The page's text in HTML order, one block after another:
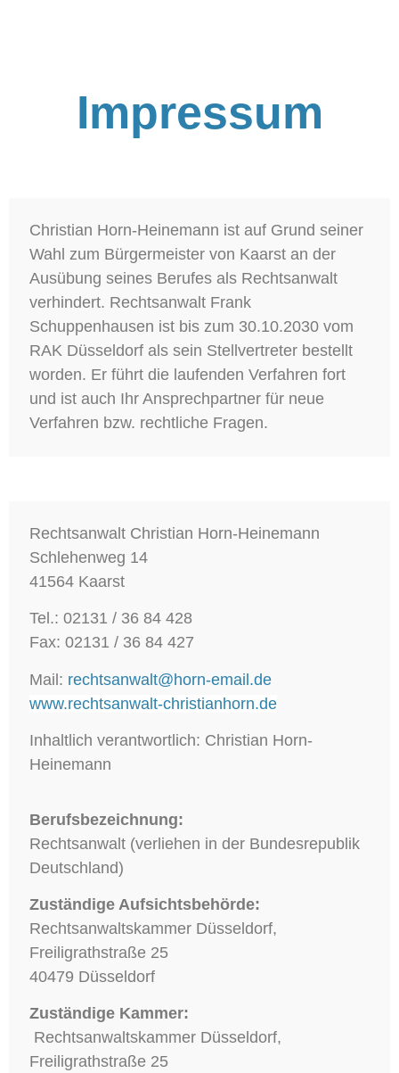
Impressum
Christian Horn-Heinemann ist auf Grund seiner
Wahl zum Bürgermeister von Kaarst an der
Ausübung seines Berufes als Rechtsanwalt
verhindert. Rechtsanwalt Frank
Schuppenhausen ist bis zum 30.10.2030 vom
RAK Düsseldorf als sein Stellvertreter bestellt
worden. Er führt die laufenden Verfahren fort
und ist auch Ihr Ansprechpartner für neue
Verfahren bzw. rechtliche Fragen.
Rechtsanwalt Christian Horn-Heinemann
Schlehenweg 14
41564 Kaarst
Tel.: 02131 / 36 84 428
Fax: 02131 / 36 84 427
Mail: rechtsanwalt@horn-email.de
www.rechtsanwalt-christianhorn.de
Inhaltlich verantwortlich: Christian Horn-
Heinemann
Berufsbezeichnung:
Rechtsanwalt (verliehen in der Bundesrepublik
Deutschland)
Zuständige Aufsichtsbehörde:
Rechtsanwaltskammer Düsseldorf,
Freiligrathstraße 25
40479 Düsseldorf
Zuständige Kammer:
Rechtsanwaltskammer Düsseldorf,
Freiligrathstraße 25